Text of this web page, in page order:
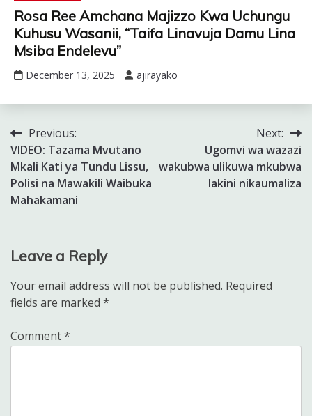
Rosa Ree Amchana Majizzo Kwa Uchungu
Kuhusu Wasanii, “Taifa Linavuja Damu Lina
Msiba Endelevu”
December 13, 2025 ajirayako
Post
navigation
Previous:
VIDEO: Tazama Mvutano
Mkali Kati ya Tundu Lissu,
Polisi na Mawakili Waibuka
Mahakamani
Next:
Ugomvi wa wazazi
wakubwa ulikuwa mkubwa
lakini nikaumaliza
Leave a Reply
Your email address will not be published. Required
fields are marked *
Comment*